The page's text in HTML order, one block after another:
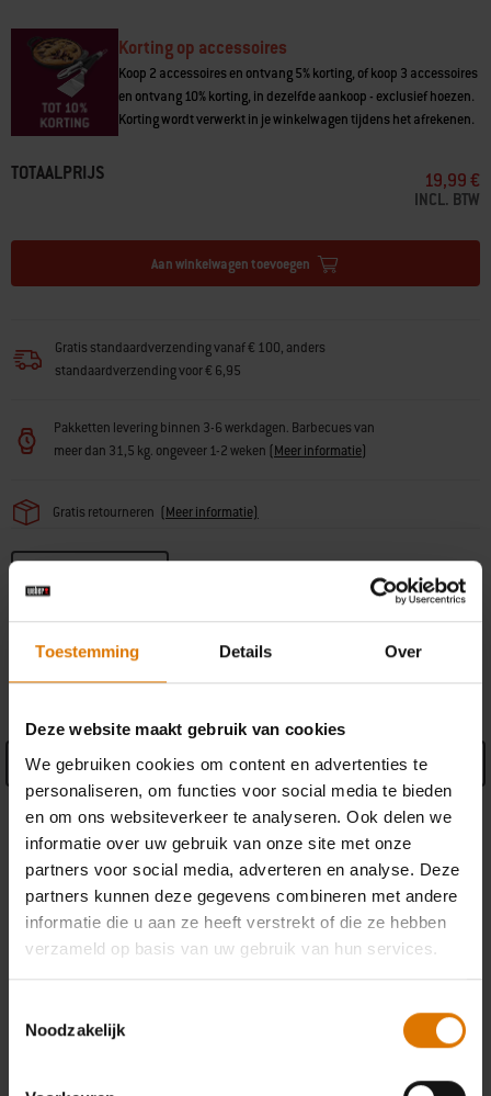
Toestemming Details Over
Deze website maakt gebruik van cookies
We gebruiken cookies om content en advertenties te
personaliseren, om functies voor social media te bieden
en om ons websiteverkeer te analyseren. Ook delen we
informatie over uw gebruik van onze site met onze
partners voor social media, adverteren en analyse. Deze
partners kunnen deze gegevens combineren met andere
informatie die u aan ze heeft verstrekt of die ze hebben
verzameld op basis van uw gebruik van hun services.
Noodzakelijk
Korting op accessoires
Koop 2 accessoires en ontvang 5% korting, of koop 3 accessoires
en ontvang 10% korting, in dezelfde aankoop - exclusief hoezen.
Korting wordt verwerkt in je winkelwagen tijdens het afrekenen.
TOTAALPRIJS 19,99 €
INCL. BTW
Aan winkelwagen toevoegen
Gratis standaardverzending vanaf € 100, anders
standaardverzending voor € 6,95
Pakketten levering binnen 3-6 werkdagen. Barbecues van
meer dan 31,5 kg. ongeveer 1-2 weken (Meer informatie)
Gratis retourneren (Meer informatie)
See Details
Fabrikant informatie